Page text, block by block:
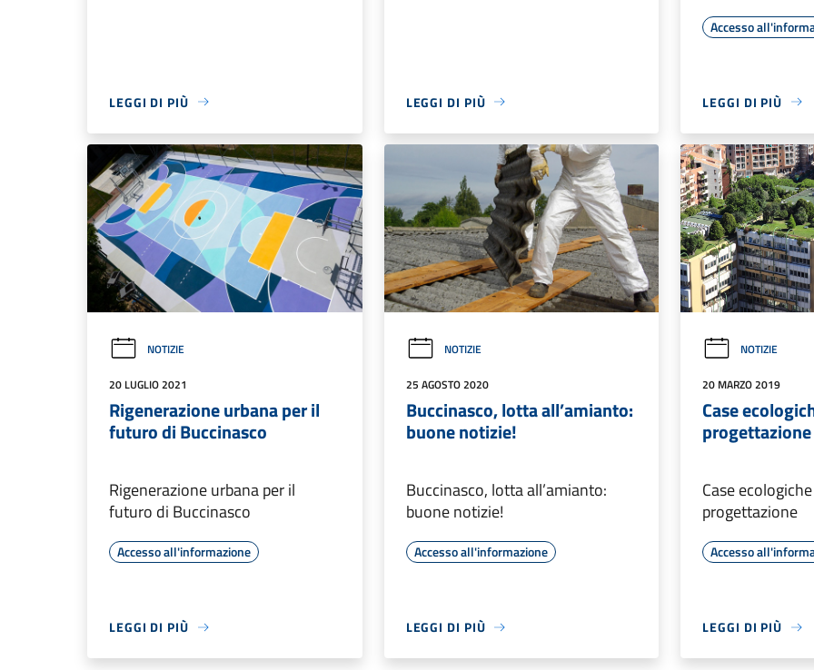
LEGGI DI PIÙ LEGGI DI PIÙ
Accesso
LEGGI DI PIÙ
NOTIZIE
20 LUGLIO 2021
Rigenerazione urbana per il
futuro di Buccinasco
Rigenerazione urbana per il
futuro di Buccinasco
Accesso all'informazione
LEGGI DI PIÙ
NOTIZIE
25 AGOSTO 2020
Buccinasco, lotta all’amianto:
buone notizie!
Buccinasco, lotta all’amianto:
buone notizie!
Accesso all'informazione
LEGGI DI PIÙ
NOTIZIE
20 MARZO 2019
Case
progettazione
Case
progettazione
Accesso
LEGGI DI PIÙ